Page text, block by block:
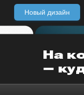
Новый дизайн